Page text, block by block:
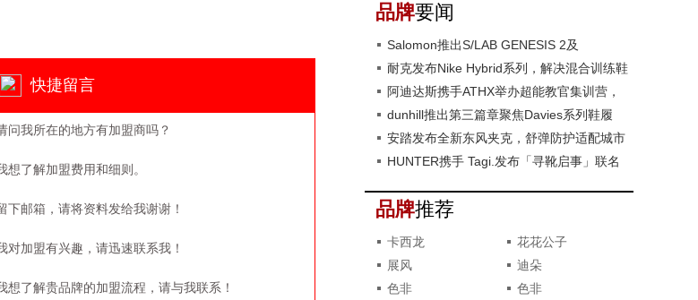
快捷留言
问我所在的地方有加盟商吗？
想了解加盟费用和细则。
下邮箱，请将资料发给我谢谢！
对加盟有兴趣，请迅速联系我！
想了解贵品牌的加盟流程，请与我联系！
品牌要闻
Salomon推出S/LAB GENESIS 2及
GENESIS 2越野跑鞋
耐克发布Nike Hybrid系列，解决混合训练鞋
性能难题
阿迪达斯携手ATHX举办超能教官集训营，
2027年ATHX GAMES落地京沪
dunhill推出第三篇章聚焦Davies系列鞋履
安踏发布全新东风夹克，舒弹防护适配城市
日常
HUNTER携手 Tagi.发布「寻靴启事」联名
品牌推荐
卡西龙
花花公子
展风
迪朵
色非
色非